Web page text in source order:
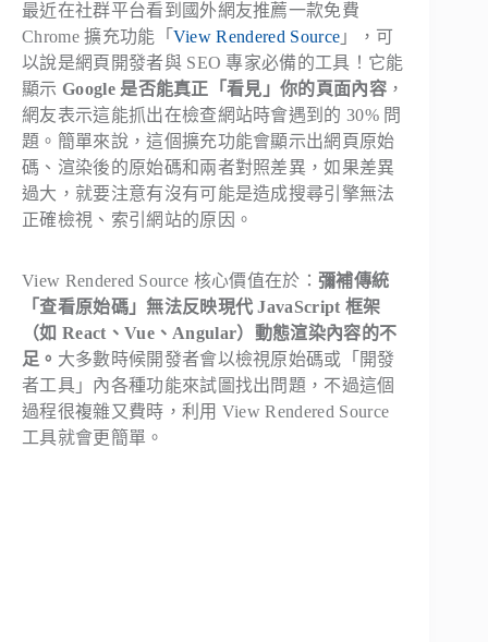
最近在社群平台看到國外網友推薦一款免費
Chrome 擴充功能「 View Rendered Source 」，可
以說是網頁開發者與 SEO 專家必備的工具！它能
顯示 Google 是否能真正「看見」你的頁面內容 ，
網友表示這能抓出在檢查網站時會遇到的 30% 問
題。簡單來說，這個擴充功能會顯示出網頁原始
碼、渲染後的原始碼和兩者對照差異，如果差異
過大，就要注意有沒有可能是造成搜尋引擎無法
正確檢視、索引網站的原因。
View Rendered Source 核心價值在於： 彌補傳統
「查看原始碼」無法反映現代 JavaScript 框架
（如 React、Vue、Angular）動態渲染內容的不
足。 大多數時候開發者會以檢視原始碼或「開發
者工具」內各種功能來試圖找出問題，不過這個
過程很複雜又費時，利用 View Rendered Source
工具就會更簡單。